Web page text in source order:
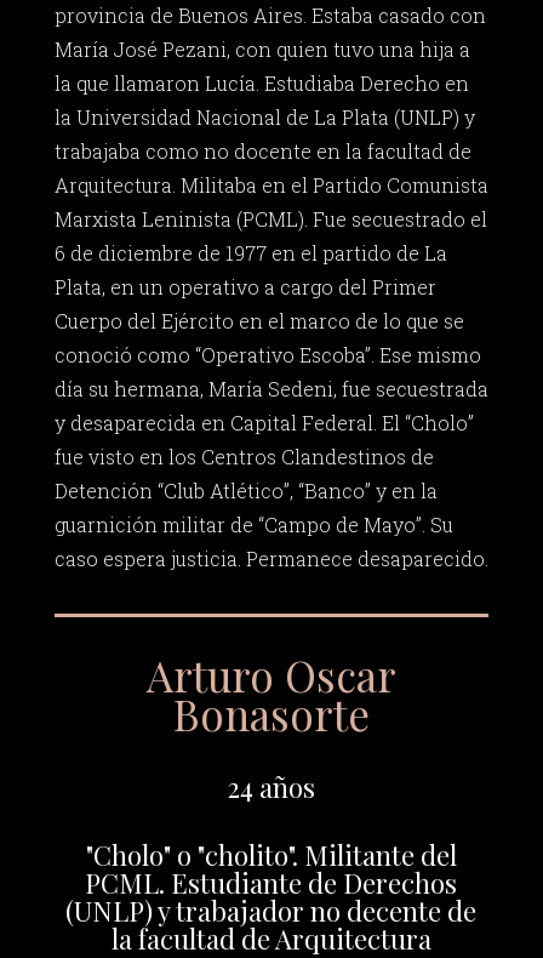
provincia de Buenos Aires. Estaba casado con
María José Pezani, con quien tuvo una hija a
la que llamaron Lucía. Estudiaba Derecho en
la Universidad Nacional de La Plata (UNLP) y
trabajaba como no docente en la facultad de
Arquitectura. Militaba en el Partido Comunista
Marxista Leninista (PCML). Fue secuestrado el
6 de diciembre de 1977 en el partido de La
Plata, en un operativo a cargo del Primer
Cuerpo del Ejército en el marco de lo que se
conoció como “Operativo Escoba”. Ese mismo
día su hermana, María Sedeni, fue secuestrada
y desaparecida en Capital Federal. El “Cholo”
fue visto en los Centros Clandestinos de
Detención “Club Atlético”, “Banco” y en la
guarnición militar de “Campo de Mayo”. Su
caso espera justicia. Permanece desaparecido.
Arturo Oscar
Bonasorte
24 años
"Cholo" o "cholito". Militante del
PCML. Estudiante de Derechos
(UNLP) y trabajador no decente de
la facultad de Arquitectura